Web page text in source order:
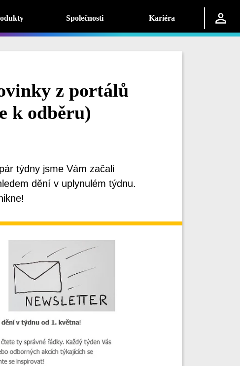
Společnosti Kariéra
z portálů
k odběru)
týdny jsme Vám začali
dění v uplynulém týdnu.